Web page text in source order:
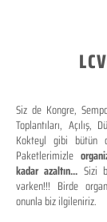
Siz de Kongre,
Toplantıları, Açılış,
Kokteyl gibi bütün
Paketlerimizle
kadar azaltın... Sizi
varken!!! Birde
onunla biz ilgileniriz.